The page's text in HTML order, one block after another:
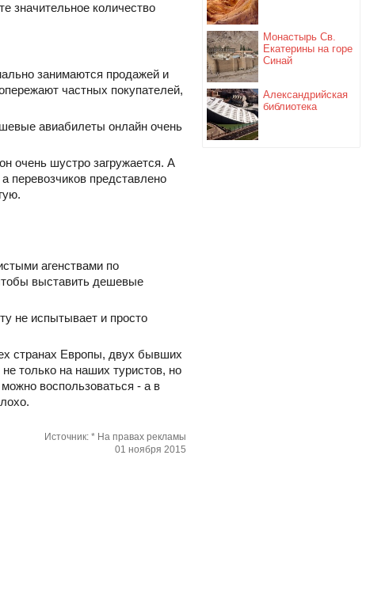
Монастырь Св.
Екатерины на горе
Синай
Александрийская
библиотека
значительное количество
занимаются продажей и
частных покупателей,
авиабилеты онлайн очень
очень шустро загружается. А
перевозчиков представлено
агенствами по
выставить дешевые
не испытывает и просто
странах Европы, двух бывших
только на наших туристов, но
воспользоваться - а в
Источник: * На правах рекламы
01 ноября 2015